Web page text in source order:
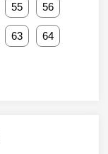
55 56
63 64